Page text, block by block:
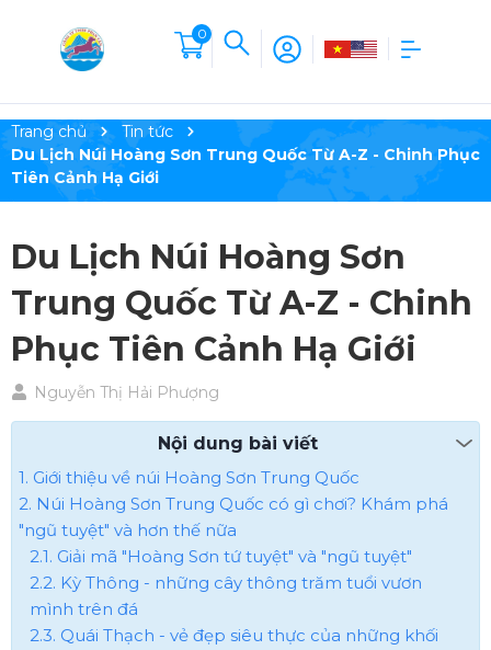
0
Trang chủ
Tin tức
Du Lịch Núi Hoàng Sơn Trung Quốc Từ A-Z - Chinh Phục
Tiên Cảnh Hạ Giới
Du Lịch Núi Hoàng Sơn
Trung Quốc Từ A-Z - Chinh
Phục Tiên Cảnh Hạ Giới
Nguyễn Thị Hải Phượng
Nội dung bài viết
1. Giới thiệu về núi Hoàng Sơn Trung Quốc
2. Núi Hoàng Sơn Trung Quốc có gì chơi? Khám phá
"ngũ tuyệt" và hơn thế nữa
2.1. Giải mã "Hoàng Sơn tứ tuyệt" và "ngũ tuyệt"
2.2. Kỳ Thông - những cây thông trăm tuổi vươn
mình trên đá
2.3. Quái Thạch - vẻ đẹp siêu thực của những khối